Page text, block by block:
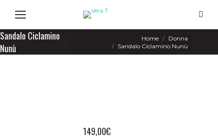
Search:
Sandalo Ciclamino
Nunù
Home
Donna
Sandalo Ciclamino Nunù
149,00€